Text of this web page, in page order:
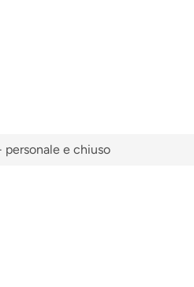
personale e chiuso